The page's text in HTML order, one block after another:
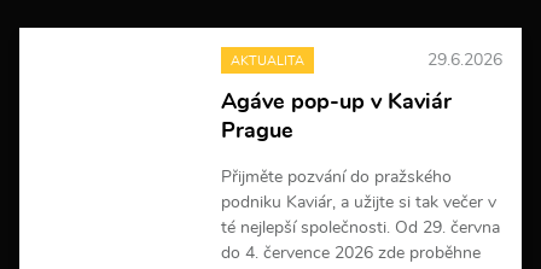
AKTUALITA 29.6.2026
Agáve pop-up v Kaviár
Prague
Přijměte pozvání do pražského
podniku Kaviár, a užijte si tak večer v
té nejlepší společnosti. Od 29. června
do 4. července 2026 zde proběhne